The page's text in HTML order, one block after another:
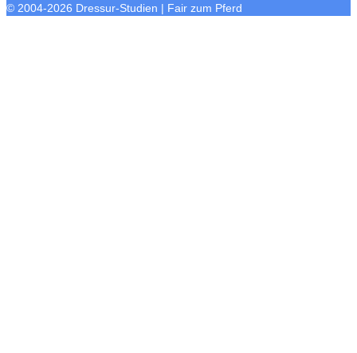
© 2004-2026 Dressur-Studien | Fair zum Pferd